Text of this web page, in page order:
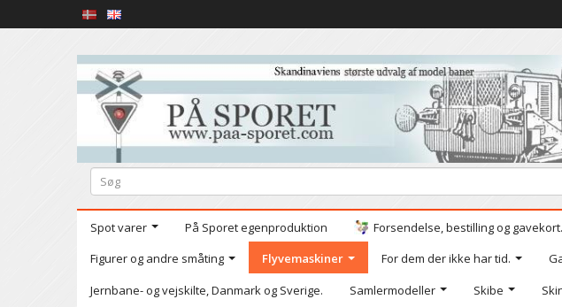
Spot varer På Sporet egenproduktion Forsendelse, bestilling og gavekort.
Figurer og andre småting
Flyvemaskiner For dem der ikke har tid.
Jernbane- og vejskilte, Danmark og Sverige.
Samlermodeller Skibe